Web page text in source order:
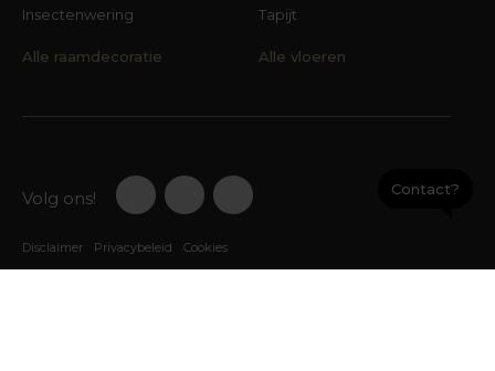
Insectenwering
Alle raamdecoratie
Tapijt
Alle vloeren
Volg ons!
Disclaimer Privacybeleid Cookies
Contact?